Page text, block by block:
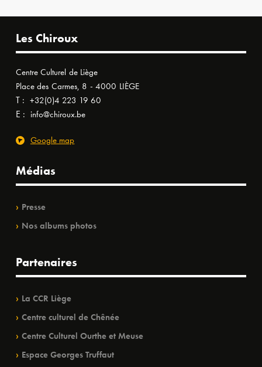
Les Chiroux
Centre Culturel de Liège
Place des Carmes, 8 - 4000 LIÈGE
T : +32(0)4 223 19 60
E : info@chiroux.be
Google map
Médias
Presse
Nos albums photos
Partenaires
La CCR Liège
Centre culturel de Chênée
Centre Culturel Ourthe et Meuse
Espace Georges Truffaut